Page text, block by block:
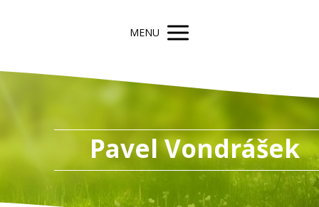
MENU
Pavel Vondrášek